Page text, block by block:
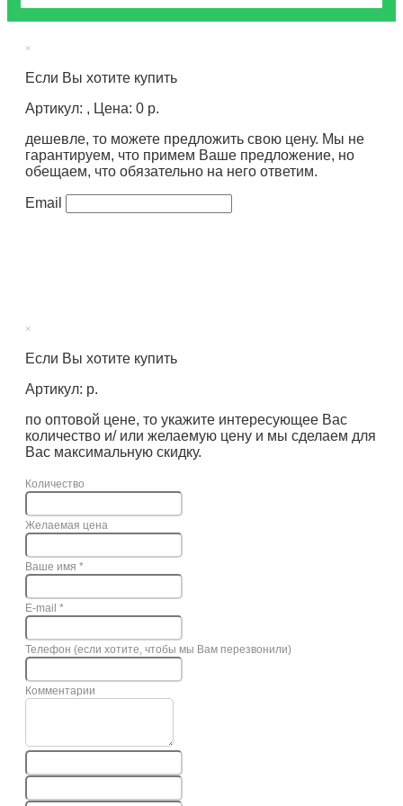
×
Если Вы хотите купить
Артикул: , Цена: 0 р.
дешевле, то можете предложить свою цену. Мы не
гарантируем, что примем Ваше предложение, но
обещаем, что обязательно на него ответим.
Email
×
Если Вы хотите купить
Артикул: р.
по оптовой цене, то укажите интересующее Вас
количество и/ или желаемую цену и мы сделаем для
Вас максимальную скидку.
Количество
Желаемая цена
Ваше имя *
E-mail *
Телефон (если хотите, чтобы мы Вам перезвонили)
Комментарии